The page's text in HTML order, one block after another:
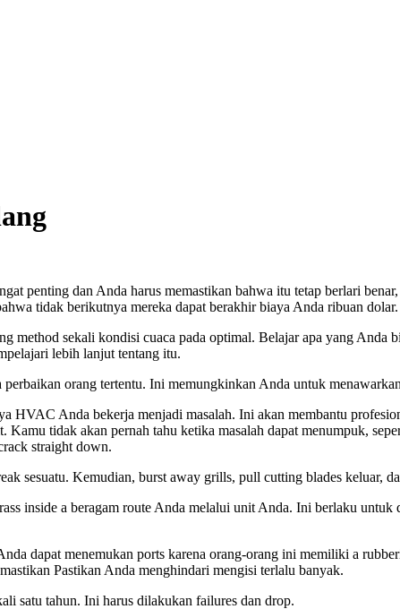
penting dan Anda harus memastikan bahwa itu tetap berlari
tidak berikutnya mereka dapat berakhir biaya Anda ribuan dolar.
sekali kondisi cuaca pada optimal. Belajar apa yang Anda
lebih lanjut tentang itu.
orang tertentu. Ini memungkinkan Anda untuk
HVAC Anda bekerja menjadi masalah. Ini akan membantu
tidak akan pernah tahu ketika masalah dapat menumpuk,
straight down.
sesuatu. Kemudian, burst away grills, pull cutting blades keluar,
inside a beragam route Anda melalui unit Anda. Ini berlaku untuk
dapat menemukan ports karena orang-orang ini memiliki a
Pastikan Anda menghindari mengisi terlalu banyak.
satu tahun. Ini harus dilakukan failures dan drop.